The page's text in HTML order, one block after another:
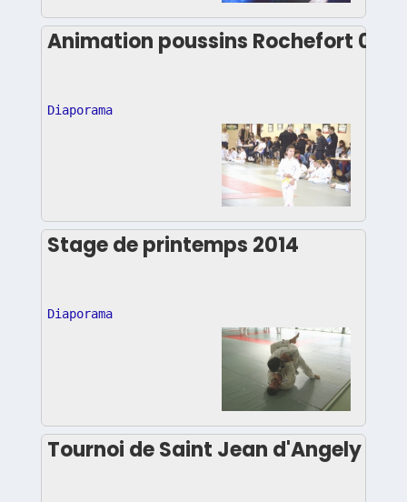
Animation poussins Rochefort
Diaporama
Stage de printemps 2014
Diaporama
Tournoi de Saint Jean d'Angely